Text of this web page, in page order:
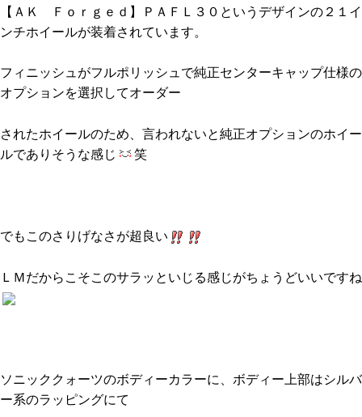
【ＡＫ Ｆｏｒｇｅｄ】ＰＡＦＬ３０というデザインの２１イ
ンチホイールが装着されています。
フィニッシュがフルポリッシュで純正センターキャップ仕様の
オプションを選択してオーダー
されたホイールのため、言われないと純正オプションのホイー
ルでありそうな感じ
笑
でもこのさりげなさが超良い
ＬＭだからこそこのサラッといじる感じがちょうどいいですね
ソニッククォーツのボディーカラーに、ボディー上部はシルバ
ー系のラッピングにて